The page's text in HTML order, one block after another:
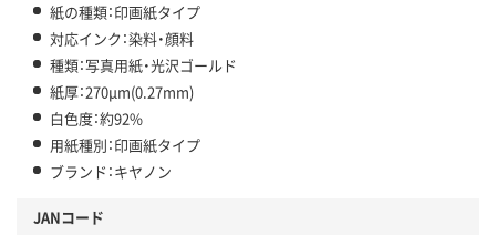
紙の種類：印画紙タイプ
対応インク：染料・顔料
種類：写真用紙・光沢ゴールド
紙厚：270μm(0.27mm)
白色度：約92%
用紙種別：印画紙タイプ
ブランド：キヤノン
JANコード